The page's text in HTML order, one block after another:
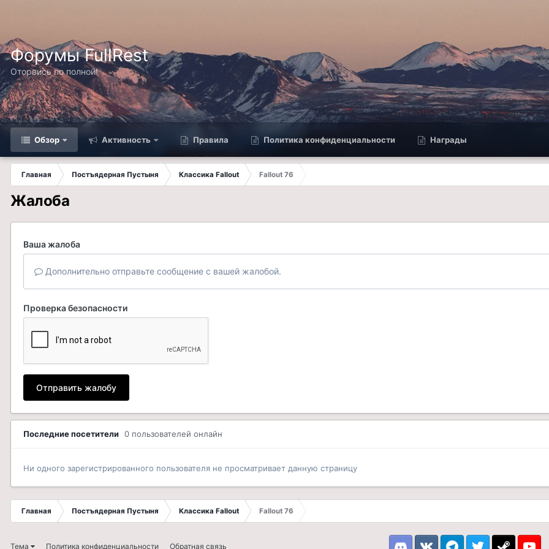
Форумы FullRest
Оторвись по полной!
Обзор Активность Правила Политика конфиденциальности Награды
Главная Постъядерная Пустыня Классика Fallout
Fallout 76
Жалоба
Ваша жалоба
Дополнительно отправьте сообщение с вашей жалобой.
Проверка безопасности
Отправить жалобу
Последние посетители 0 пользователей онлайн
Ни одного зарегистрированного пользователя не просматривает данную страницу
Главная Постъядерная Пустыня Классика Fallout Fallout 76
Тема Политика конфиденциальности Обратная связь